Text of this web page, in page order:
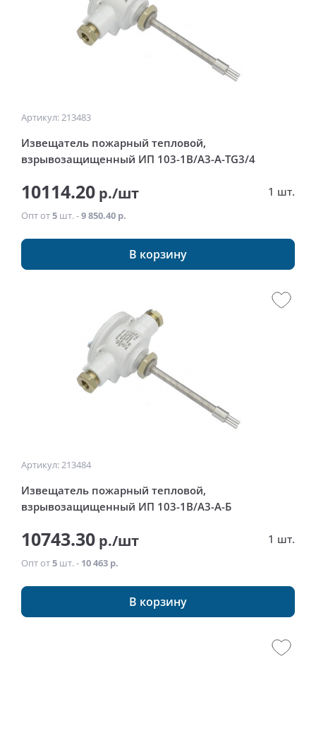
Артикул: 213483
Извещатель пожарный тепловой,
взрывозащищенный ИП 103-1В/А3-A-TG3/4
10114.20 р./шт 1 шт.
Опт от5 шт. -9 850.40 р.
В корзину
Артикул: 213484
Извещатель пожарный тепловой,
взрывозащищенный ИП 103-1В/А3-A-Б
10743.30 р./шт 1 шт.
Опт от5 шт. - 10 463 р.
В корзину